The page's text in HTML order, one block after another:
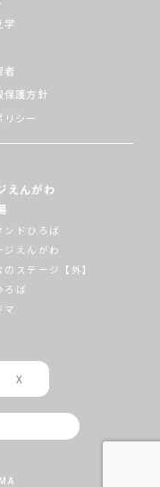
学
者
保護方針
リシー
えんがわ
ンドひろば
ジえんがわ
のステージ【外】
ろば
マ